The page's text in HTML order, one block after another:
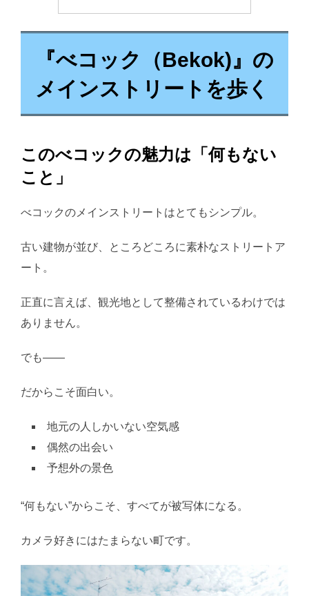
『べコック（Bekok)』の
メインストリートを歩く
このべコックの魅力は「何もない
こと」
べコックのメインストリートはとてもシンプル。
古い建物が並び、ところどころに素朴なストリートア
ート。
正直に言えば、観光地として整備されているわけでは
ありません。
でも――
だからこそ面白い。
地元の人しかいない空気感
偶然の出会い
予想外の景色
“何もない”からこそ、すべてが被写体になる。
カメラ好きにはたまらない町です。